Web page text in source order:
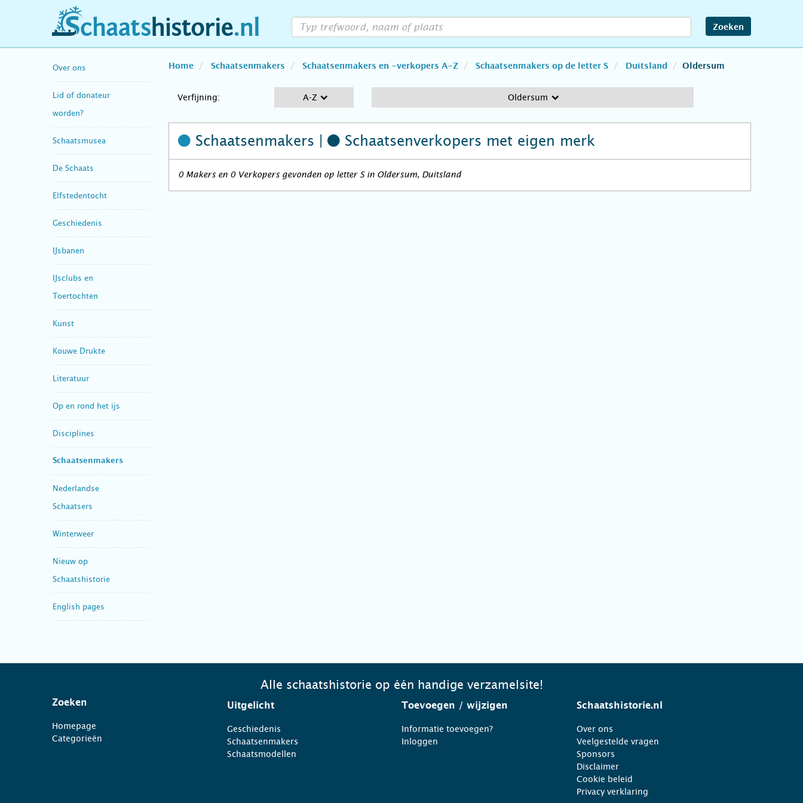
schaatshistorie.nl Zoeken
Over ons
Lid of donateur
worden?
Schaatsmusea
De Schaats
Elfstedentocht
Geschiedenis
IJsbanen
IJsclubs en
Toertochten
Kunst
Kouwe Drukte
Literatuur
Op en rond het ijs
Disciplines
Schaatsenmakers
Nederlandse
Schaatsers
Winterweer
Nieuw op
Schaatshistorie
English pages
Home Schaatsenmakers Schaatsenmakers en -verkopers A-Z Schaatsenmakers op de letter S Duitsland Oldersum
Verfijning: A-Z Oldersum
Schaatsenmakers | Schaatsenverkopers met eigen merk
0 Makers en 0 Verkopers gevonden op letter S in Oldersum, Duitsland
Alle schaatshistorie op één handige verzamelsite!
Zoeken
Homepage
Categorieën
Uitgelicht
Geschiedenis
Schaatsenmakers
Schaatsmodellen
Toevoegen / wijzigen
Informatie toevoegen?
Inloggen
Schaatshistorie.nl
Over ons
Veelgestelde vragen
Sponsors
Disclaimer
Cookie beleid
Privacy verklaring